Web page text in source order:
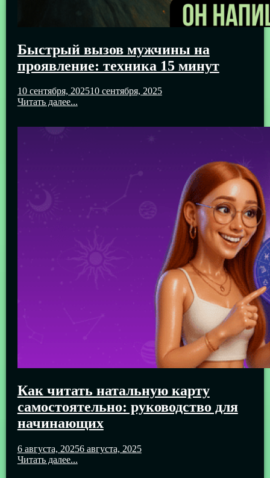
Быстрый вызов мужчины на
проявление: техника 15 минут
10 сентября, 202510 сентября, 2025
Читать далее...
Как читать натальную карту
самостоятельно: руководство для
начинающих
6 августа, 20256 августа, 2025
Читать далее...